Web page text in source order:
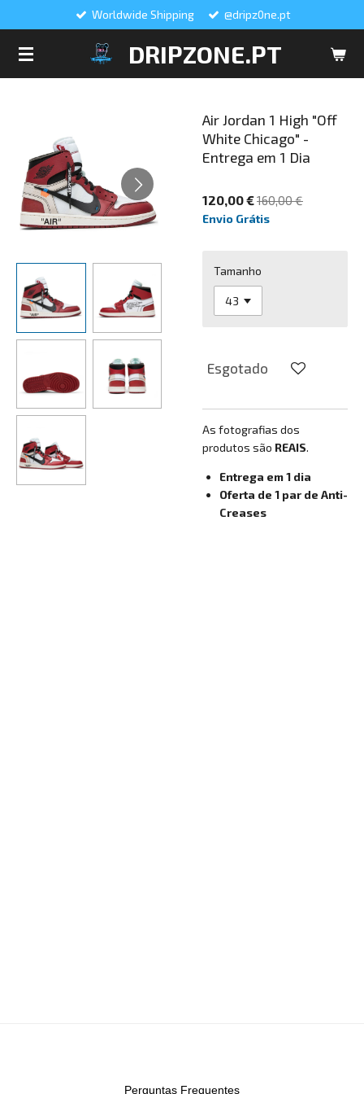
DRIPZONE.PT
Worldwide Shipping @dripz0ne.pt
Air Jordan 1 High "Off
White Chicago" -
Entrega em 1 Dia
120,00 €160,00 €
Envio Grátis
Tamanho
Esgotado
As fotografias dos
produtos são REAIS.
Entrega em 1 dia
Oferta de 1 par de Anti-
Creases
Perguntas Frequentes